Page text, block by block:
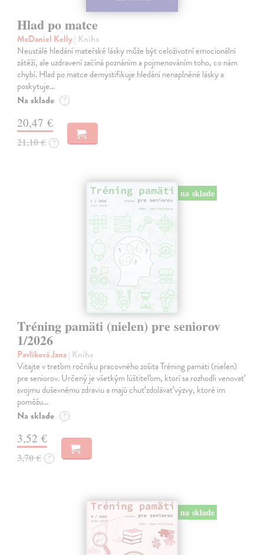
Hlad po matce
McDaniel Kelly| Kniha
Neustálé hledání mateřské lásky může být celoživotní emocionální
zátěží, ale uzdravení začíná poznáním a pojmenováním toho, co nám
chybí. Hlad po matce demystifikuje hledání nenaplněné lásky a
poskytuje…
Na sklade ?
20,47 €
21,10 € ?
na sklade
Tréning pamäti (nielen) pre seniorov
1/2026
Pavlíková Jana| Kniha
Vitajte v treťom ročníku pracovného zošita Tréning pamäti (nielen)
pre seniorov. Určený je všetkým lúštiteľom, ktorí sa rozhodli venovať
svojmu duševnému zdraviu a majú chuť zdolávať výzvy, ktoré im
pomôžu…
Na sklade ?
3,52 €
3,70 € ?
na sklade